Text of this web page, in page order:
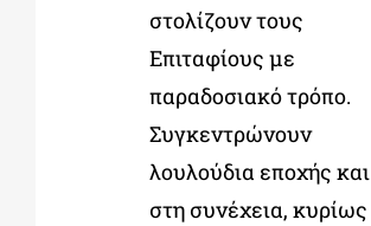
στολίζουν τους
Επιταφίους με
παραδοσιακό τρόπο.
Συγκεντρώνουν
λουλούδια εποχής και
στη συνέχεια, κυρίως